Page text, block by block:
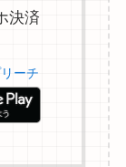
決済
ーチ